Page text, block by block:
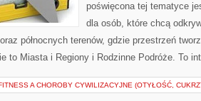
poświęcona tej tematyce
dla osób, które chcą
północnych terenów, gdzie przestrzeń
to Miasta i Regiony i Rodzinne Podróże. To
A CHOROBY CYWILIZACYJNE (OTYŁOŚĆ,